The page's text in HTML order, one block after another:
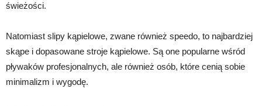
świeżości.
Natomiast slipy kąpielowe, zwane również speedo, to najbardziej
skąpe i dopasowane stroje kąpielowe. Są one popularne wśród
pływaków profesjonalnych, ale również osób, które cenią sobie
minimalizm i wygodę.